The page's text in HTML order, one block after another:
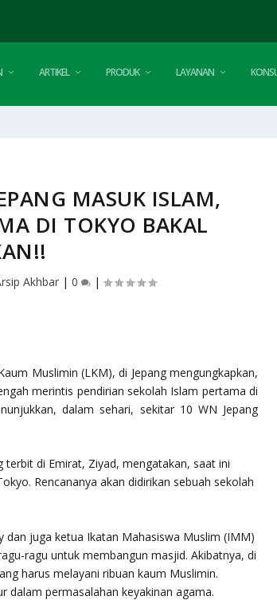
ARTIKEL PRODUK LAYANAN
MASUK ISLAM,
DI TOKYO BAKAL
Akhbar |0 |
Muslimin (LKM), di Jepang mengungkapkan,
merintis pendirian sekolah Islam pertama di
dalam sehari, sekitar 10 WN Jepang
terbit di Emirat, Ziyad, mengatakan, saat ini
Rencananya akan didirikan sebuah sekolah
dan juga ketua Ikatan Mahasiswa Muslim (IMM)
ragu untuk membangun masjid. Akibatnya, di
harus melayani ribuan kaum Muslimin.
dalam permasalahan keyakinan agama.